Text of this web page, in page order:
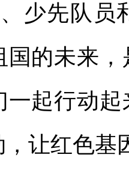
先队员
国的未来
一起行动
让红色基